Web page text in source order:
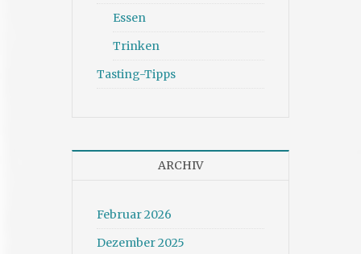
Essen
Trinken
Tasting-Tipps
ARCHIV
Februar 2026
Dezember 2025